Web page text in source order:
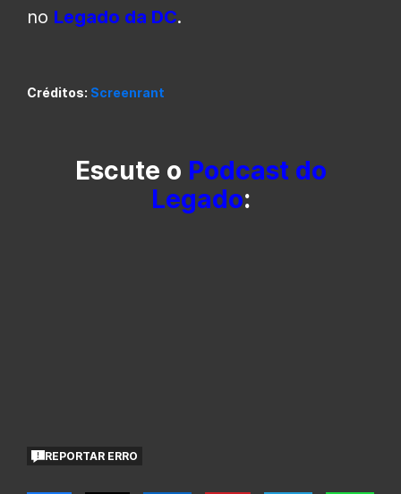
no Legado da DC.
Créditos: Screenrant
Escute o Podcast do
Legado:
REPORTAR ERRO